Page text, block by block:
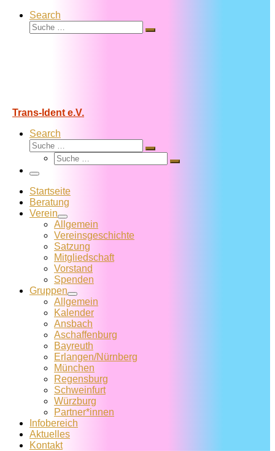
Search
Suche
Suche
Trans-Ident e.V.
Search
Suche
Suche
Suche
Suche
Menü
Startseite
Beratung
Verein
Allgemein
Vereins­geschichte
Satzung
Mitglied­schaft
Vorstand
Spenden
Gruppen
Allgemein
Kalender
Ansbach
Aschaffenburg
Bayreuth
Erlangen/Nürnberg
München
Regensburg
Schweinfurt
Würzburg
Partner*innen
Infobereich
Aktuelles
Kontakt